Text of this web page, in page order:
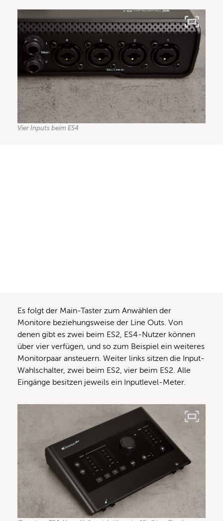
Vier Inputs beim ES4
Es folgt der Main-Taster zum Anwählen der
Monitore beziehungsweise der Line Outs. Von
denen gibt es zwei beim ES2, ES4-Nutzer können
über vier verfügen, und so zum Beispiel ein weiteres
Monitorpaar ansteuern. Weiter links sitzen die Input-
Wahlschalter, zwei beim ES2, vier beim ES2. Alle
Eingänge besitzen jeweils ein Inputlevel-Meter.